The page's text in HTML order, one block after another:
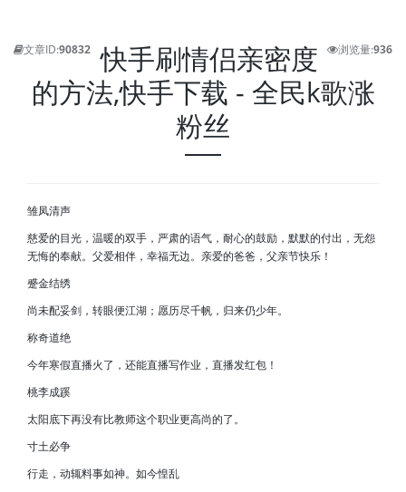
文章ID:90832 浏览量:936
快手刷情侣亲密度
的方法,快手下载 - 全民k歌涨
粉丝
雏凤清声
慈爱的目光，温暖的双手，严肃的语气，耐心的鼓励，默默的付出，无怨
无悔的奉献。父爱相伴，幸福无边。亲爱的爸爸，父亲节快乐！
蹙金结绣
尚未配妥剑，转眼便江湖；愿历尽千帆，归来仍少年。
称奇道绝
今年寒假直播火了，还能直播写作业，直播发红包！
桃李成蹊
太阳底下再没有比教师这个职业更高尚的了。
寸土必争
行走，动辄料事如神。如今惶乱